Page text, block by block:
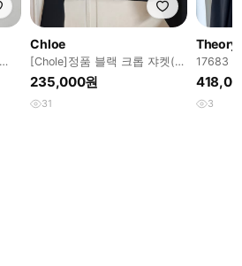
Chloe
[Chole]정품 블랙 크롭 쟈켓(미
착용)
235,000원
31
Theory
17683 -
자켓
3